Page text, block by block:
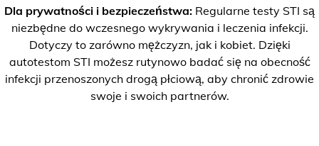
Dla prywatności i bezpieczeństwa: Regularne testy STI są
niezbędne do wczesnego wykrywania i leczenia infekcji.
Dotyczy to zarówno mężczyzn, jak i kobiet. Dzięki
autotestom STI możesz rutynowo badać się na obecność
infekcji przenoszonych drogą płciową, aby chronić zdrowie
swoje i swoich partnerów.